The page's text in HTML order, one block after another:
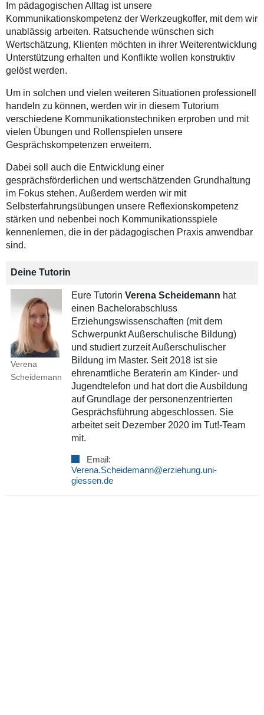
Im pädagogischen Alltag ist unsere
Kommunikationskompetenz der Werkzeugkoffer, mit dem wir
unablässig arbeiten. Ratsuchende wünschen sich
Wertschätzung, Klienten möchten in ihrer Weiterentwicklung
Unterstützung erhalten und Konflikte wollen konstruktiv
gelöst werden.
Um in solchen und vielen weiteren Situationen professionell
handeln zu können, werden wir in diesem Tutorium
verschiedene Kommunikationstechniken erproben und mit
vielen Übungen und Rollenspielen unsere
Gesprächskompetenzen erweitern.
Dabei soll auch die Entwicklung einer
gesprächsförderlichen und wertschätzenden Grundhaltung
im Fokus stehen. Außerdem werden wir mit
Selbsterfahrungsübungen unsere Reflexionskompetenz
stärken und nebenbei noch Kommunikationsspiele
kennenlernen, die in der pädagogischen Praxis anwendbar
sind.
Deine Tutorin
Verena
Scheidemann
Eure Tutorin Verena Scheidemann hat
einen Bachelorabschluss
Erziehungswissenschaften (mit dem
Schwerpunkt Außerschulische Bildung)
und studiert zurzeit Außerschulischer
Bildung im Master. Seit 2018 ist sie
ehrenamtliche Beraterin am Kinder- und
Jugendtelefon und hat dort die Ausbildung
auf Grundlage der personenzentrierten
Gesprächsführung abgeschlossen. Sie
arbeitet seit Dezember 2020 im Tut!-Team
mit.
Email:
Verena.Scheidemann